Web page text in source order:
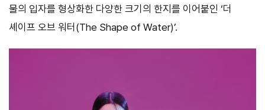
물의 입자를 형상화한 다양한 크기의 한지를 이어붙인 ‘더
셰이프 오브 워터(The Shape of Water)’.